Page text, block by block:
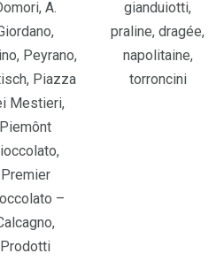
A.
Peyrano,
Piazza
Mestieri,
Piemônt
Premier
–
Prodotti
gianduiotti,
praline, dragée,
napolitaine,
torroncini